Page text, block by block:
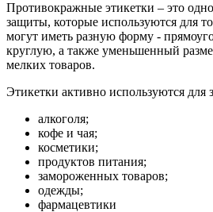
Противокражные этикетки – это
защиты, которые используются для
могут иметь разную форму -
круглую, а также уменьшенный
мелких товаров.
Этикетки активно используются для
алкоголя;
кофе и чая;
косметики;
продуктов питания;
замороженных товаров;
одежды;
фармацевтики